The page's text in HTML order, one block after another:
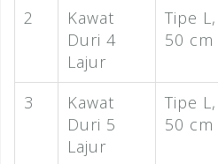
2
Kawat
Duri 4
Lajur
Tipe
50 cm
3
Kawat
Duri 5
Lajur
Tipe
50 cm